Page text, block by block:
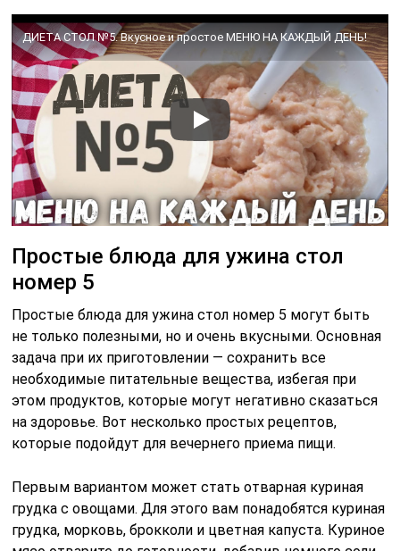
ДИЕТА СТОЛ №5. Вкусное и простое МЕНЮ НА КАЖДЫЙ ДЕНЬ!
Простые блюда для ужина стол
номер 5
Простые блюда для ужина стол номер 5 могут быть
не только полезными, но и очень вкусными. Основная
задача при их приготовлении — сохранить все
необходимые питательные вещества, избегая при
этом продуктов, которые могут негативно сказаться
на здоровье. Вот несколько простых рецептов,
которые подойдут для вечернего приема пищи.
Первым вариантом может стать отварная куриная
грудка с овощами. Для этого вам понадобятся куриная
грудка, морковь, брокколи и цветная капуста. Куриное